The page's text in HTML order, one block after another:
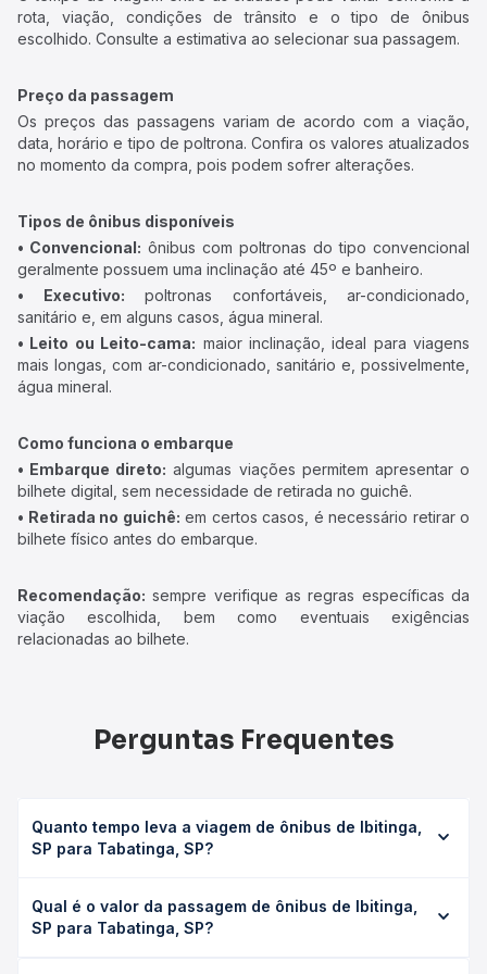
rota, viação, condições de trânsito e o tipo de ônibus
escolhido. Consulte a estimativa ao selecionar sua passagem.
Preço da passagem
Os preços das passagens variam de acordo com a viação,
data, horário e tipo de poltrona. Confira os valores atualizados
no momento da compra, pois podem sofrer alterações.
Tipos de ônibus disponíveis
• Convencional: ônibus com poltronas do tipo convencional
geralmente possuem uma inclinação até 45º e banheiro.
• Executivo: poltronas confortáveis, ar-condicionado,
sanitário e, em alguns casos, água mineral.
• Leito ou Leito-cama: maior inclinação, ideal para viagens
mais longas, com ar-condicionado, sanitário e, possivelmente,
água mineral.
Como funciona o embarque
• Embarque direto: algumas viações permitem apresentar o
bilhete digital, sem necessidade de retirada no guichê.
• Retirada no guichê: em certos casos, é necessário retirar o
bilhete físico antes do embarque.
Recomendação: sempre verifique as regras específicas da
viação escolhida, bem como eventuais exigências
relacionadas ao bilhete.
Perguntas Frequentes
Quanto tempo leva a viagem de ônibus de Ibitinga,
SP para Tabatinga, SP?
leva em média 0 horas, podendo variar conforme a
viação, o tipo de serviço (convencional, executivo ou
Qual é o valor da passagem de ônibus de Ibitinga,
SP para Tabatinga, SP?